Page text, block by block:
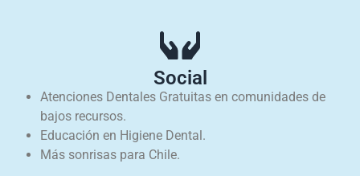
Social
Atenciones Dentales Gratuitas en comunidades de
bajos recursos.
Educación en Higiene Dental.
Más sonrisas para Chile.